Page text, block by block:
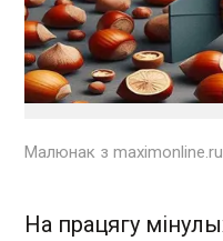
Малюнак з maximonline.ru
На працягу